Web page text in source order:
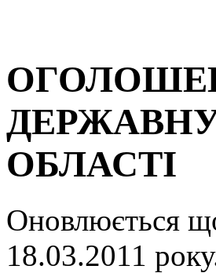
ОБЛАСТІ
18.03.2011